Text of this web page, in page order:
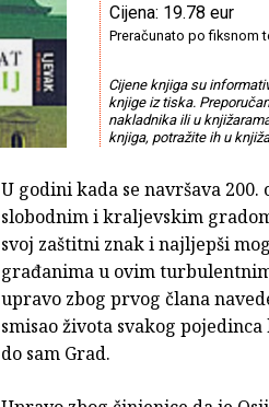
Cijena: 19.78 eur
Preračunato po fiksnom
Cijene knjiga su
knjige iz tiska.
nakladnika ili u
knjiga, potražite ih u
U godini kada se navršava
slobodnim i kraljevskim
svoj zaštitni znak i najljepši
građanima u ovim
upravo zbog prvog člana
smisao života svakog
do sam Grad.